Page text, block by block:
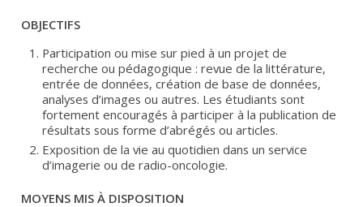
OBJECTIFS
Participation ou mise sur pied à un projet de
recherche ou pédagogique : revue de la littérature,
entrée de données, création de base de données,
analyses d’images ou autres. Les étudiants sont
fortement encouragés à participer à la publication de
résultats sous forme d’abrégés ou articles.
Exposition de la vie au quotidien dans un service
d’imagerie ou de radio-oncologie.
MOYENS MIS À DISPOSITION